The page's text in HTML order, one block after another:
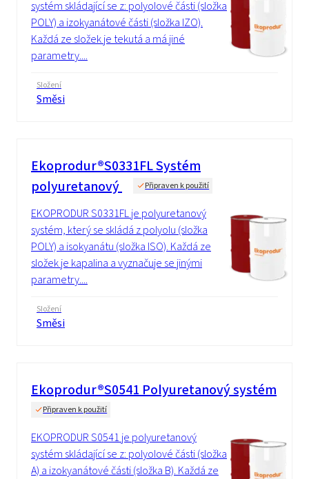
systém skládající se z: polyolové části (složka
POLY) a izokyanátové části (složka IZO).
Každá ze složek je tekutá a má jiné
parametry....
Složení
Směsi
Ekoprodur®S0331FL Systém
polyuretanový
Připraven k použití
EKOPRODUR S0331FL je polyuretanový
systém, který se skládá z polyolu (složka
POLY) a isokyanátu (složka ISO). Každá ze
složek je kapalina a vyznačuje se jinými
parametry....
Složení
Směsi
Ekoprodur®S0541 Polyuretanový systém
Připraven k použití
EKOPRODUR S0541 je polyuretanový
systém skládající se z: polyolové části (složka
A) a izokyanátové části (složka B). Každá ze